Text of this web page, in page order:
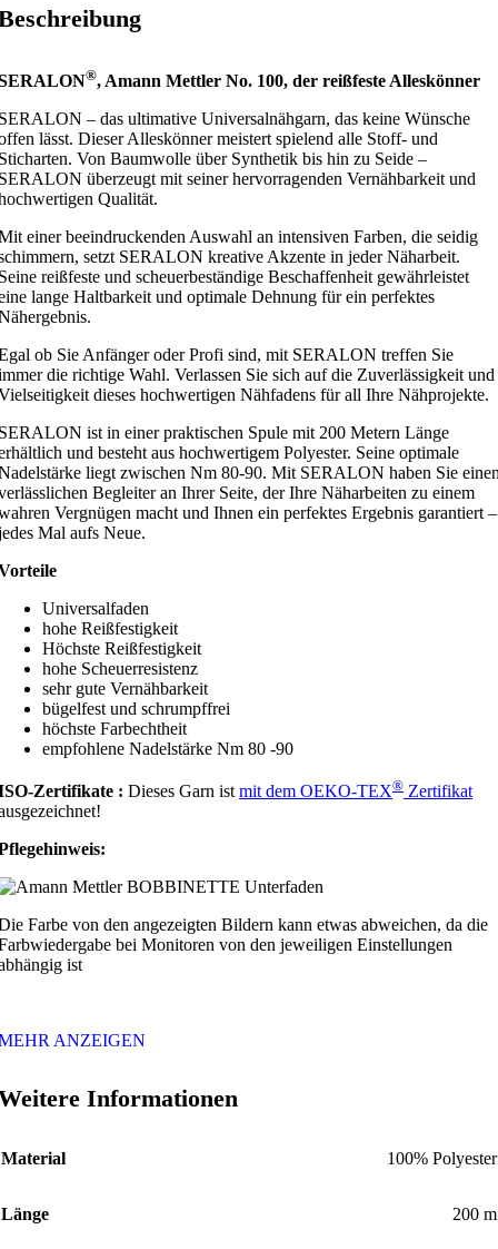
®, Amann Mettler No. 100, der reißfeste Alleskönner
– das ultimative Universalnähgarn, das keine Wünsche
lässt. Dieser Alleskönner meistert spielend alle Stoff- und
Von Baumwolle über Synthetik bis hin zu Seide –
überzeugt mit seiner hervorragenden Vernähbarkeit und
Qualität.
einer beeindruckenden Auswahl an intensiven Farben, die seidig
setzt SERALON kreative Akzente in jeder Näharbeit.
reißfeste und scheuerbeständige Beschaffenheit gewährleistet
lange Haltbarkeit und optimale Dehnung für ein perfektes
ob Sie Anfänger oder Profi sind, mit SERALON treffen Sie
die richtige Wahl. Verlassen Sie sich auf die Zuverlässigkeit und
dieses hochwertigen Nähfadens für all Ihre Nähprojekte.
ist in einer praktischen Spule mit 200 Metern Länge
und besteht aus hochwertigem Polyester. Seine optimale
liegt zwischen Nm 80-90. Mit SERALON haben Sie
Begleiter an Ihrer Seite, der Ihre Näharbeiten zu einem
Vergnügen macht und Ihnen ein perfektes Ergebnis garantiert –
Mal aufs Neue.
Universalfaden
hohe Reißfestigkeit
Höchste Reißfestigkeit
hohe Scheuerresistenz
sehr gute Vernähbarkeit
bügelfest und schrumpffrei
höchste Farbechtheit
empfohlene Nadelstärke Nm 80 -90
Zertifikate : Dieses Garn ist mit dem OEKO-TEX® Zertifikat
Farbe von den angezeigten Bildern kann etwas abweichen, da die
bei Monitoren von den jeweiligen Einstellungen
ist
ANZEIGEN
Informationen
Material 100% Polyester
Länge 200 m